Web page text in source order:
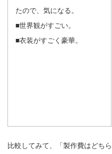
たので、気になる。
■世界観がすごい。
■衣装がすごく豪華。
比較してみて、「製作費はどち